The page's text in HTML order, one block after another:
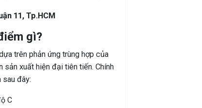
11, Tp.HCM
gì?
trên phản ứng trùng hợp của
sản xuất hiện đại tiên tiến. Chính
đây:
C